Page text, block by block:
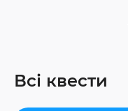
Всі квести